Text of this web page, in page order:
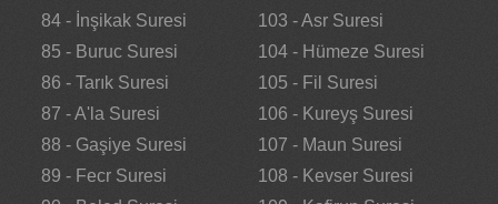
84 - İnşikak Suresi
85 - Buruc Suresi
86 - Tarık Suresi
87 - A'la Suresi
88 - Gaşiye Suresi
89 - Fecr Suresi
103 - Asr Suresi
104 - Hümeze Suresi
105 - Fil Suresi
106 - Kureyş Suresi
107 - Maun Suresi
108 - Kevser Suresi